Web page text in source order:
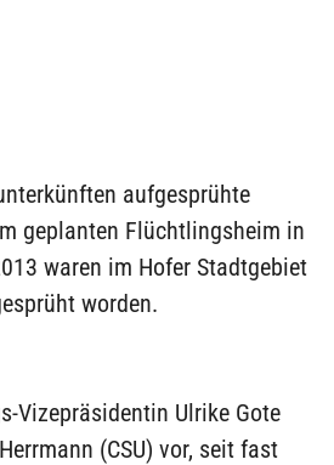
aufgesprühte
geplanten Flüchtlingsheim in
waren im Hofer Stadtgebiet
worden.
Vizepräsidentin Ulrike Gote
(CSU) vor, seit fast